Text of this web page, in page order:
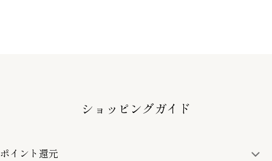
ショッピングガイド
ポイント還元